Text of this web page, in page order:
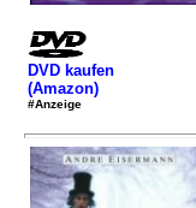
DVD kaufen
(Amazon)
#Anzeige